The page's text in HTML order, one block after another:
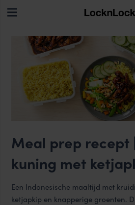
Meal prep recept
kuning met
Een Indonesische maaltijd met
ketjapkip en knapperige groenten.